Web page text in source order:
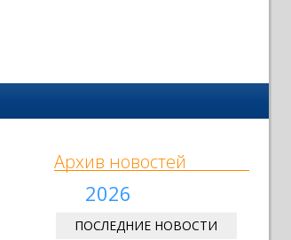
Архив новостей
2026
ПОСЛЕДНИЕ НОВОСТИ